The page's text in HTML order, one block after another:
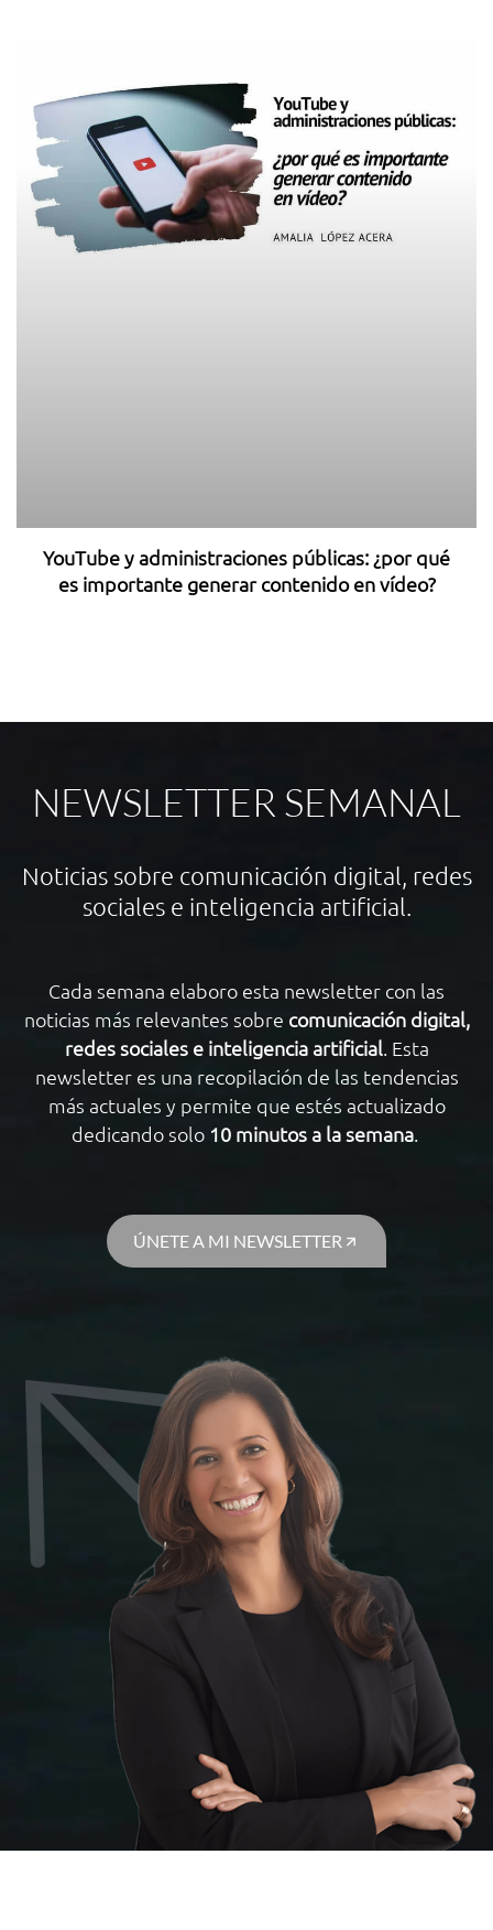
YouTube y administraciones públicas: ¿por qué
es importante generar contenido en vídeo?
NEWSLETTER SEMANAL
Noticias sobre comunicación digital, redes
sociales e inteligencia artificial.
Cada semana elaboro esta newsletter con las
noticias más relevantes sobre comunicación digital,
redes sociales e inteligencia artificial. Esta
newsletter es una recopilación de las tendencias
más actuales y permite que estés actualizado
dedicando solo 10 minutos a la semana.
ÚNETE A MI NEWSLETTER